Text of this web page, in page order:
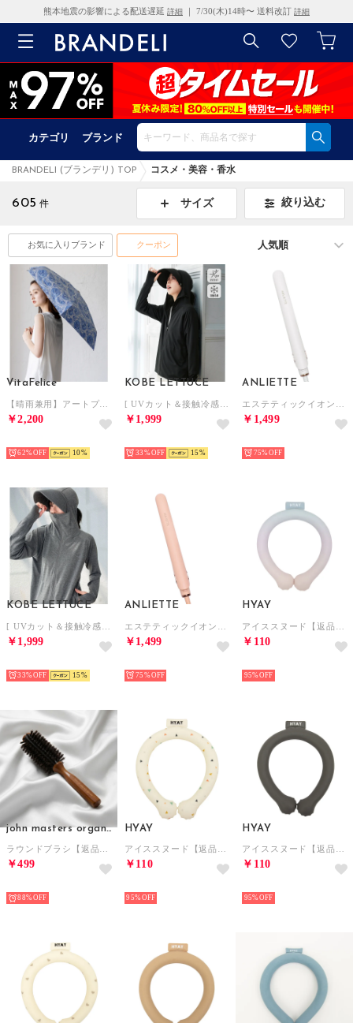
熊本地震の影響による配送遅延 詳細 ｜ 7/30(木)14時〜 送料改訂 詳細
カテゴリ ブランド
BRANDELI (ブランデリ) TOP コスメ・美容・香水
605 件 サイズ 絞り込む
お気に入りブランド クーポン
VitaFelice
￥2,200
62% 10
KOBE LETTUCE
￥1,999
33% 15
ANLIETTE
￥1,499
75%
KOBE LETTUCE
￥1,999
33% 15
ANLIETTE
￥1,499
75%
HYAY
￥110
95%
john masters organics
￥499
88%
HYAY
￥110
95%
HYAY
￥110
95%